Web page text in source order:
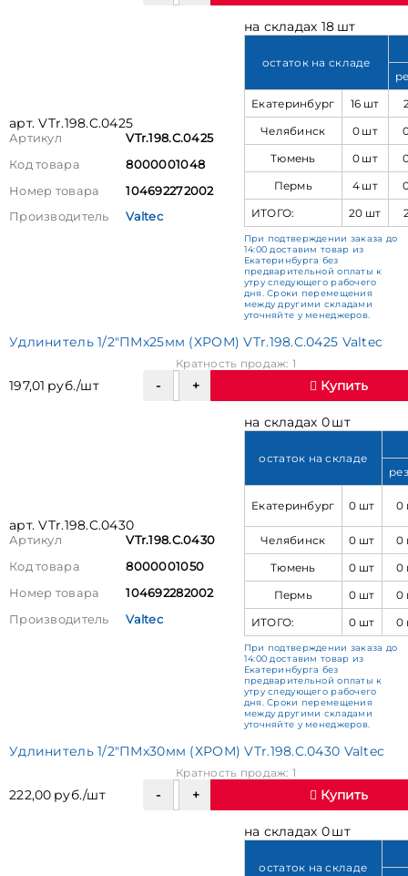
арт. VTr.198.C.0425
Артикул
VTr.198.C.0425
Код товара
8000001048
Номер товара
104692272002
Производитель
Valtec
на складах 18 шт
остаток на складе
Екатеринбург
16 шт
Челябинск
0 шт
Тюмень
0 шт
Пермь
4 шт
ИТОГО:
20 шт
При подтверждении заказа до
14:00 доставим товар из
Екатеринбурга без
предварительной оплаты к
утру следующего рабочего
дня. Сроки перемещения
между другими складами
уточняйте у менеджеров.
Удлинитель 1/2"ПМх25мм (ХРОМ) VTr.198.C.0425 Valtec
197,01 руб./шт
Кратность продаж: 1
Купить
арт. VTr.198.C.0430
Артикул
VTr.198.C.0430
Код товара
8000001050
Номер товара
104692282002
Производитель
Valtec
на складах 0 шт
остаток на складе
Екатеринбург 0 шт 0
Челябинск 0 шт
0
Тюмень
0 шт
0
Пермь
0 шт
0
ИТОГО:
0 шт 0
При подтверждении заказа до
14:00 доставим товар из
Екатеринбурга без
предварительной оплаты к
утру следующего рабочего
дня. Сроки перемещения
между другими складами
уточняйте у менеджеров.
Удлинитель 1/2"ПМх30мм (ХРОМ) VTr.198.C.0430 Valtec
222,00 руб./шт
Кратность продаж: 1
Купить
на складах 0 шт
остаток на складе